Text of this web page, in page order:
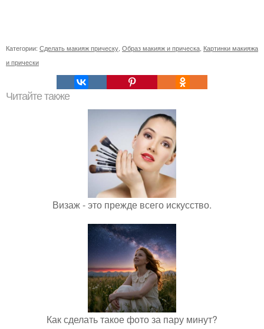
Категории: Сделать макияж прическу Образ макияж и прическа Картинки макияжа
и прически
Читайте также
Визаж - это прежде всего искусство.
Как сделать такое фото за пару минут?